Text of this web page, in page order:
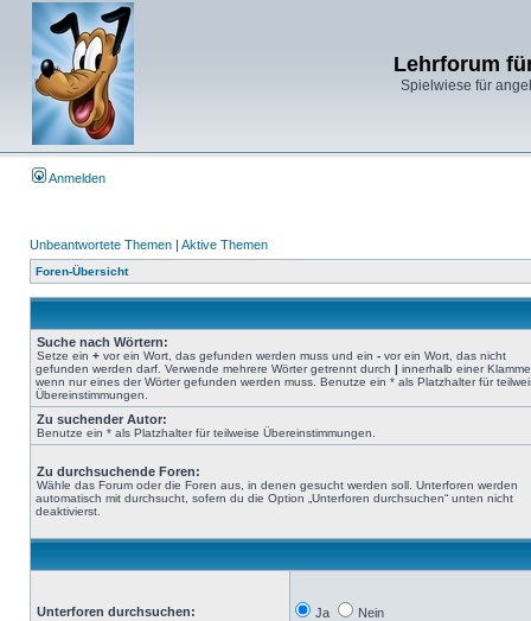
Lehrforum
Spielwiese für
Anmelden
Unbeantwortete Themen | Aktive Themen
Foren-Übersicht
Suche nach Wörtern:
Setze ein + vor ein Wort, das gefunden werden muss und ein - vor ein Wort, das nicht
gefunden werden darf. Verwende mehrere Wörter getrennt durch | innerhalb einer
wenn nur eines der Wörter gefunden werden muss. Benutze ein * als Platzhalter für
Übereinstimmungen.
Zu suchender Autor:
Benutze ein * als Platzhalter für teilweise Übereinstimmungen.
Zu durchsuchende Foren:
Wähle das Forum oder die Foren aus, in denen gesucht werden soll. Unterforen werden
automatisch mit durchsucht, sofern du die Option „Unterforen durchsuchen“ unten nicht
deaktivierst.
Unterforen durchsuchen: Ja Nein